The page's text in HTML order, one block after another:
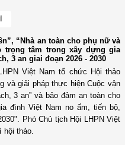
“Nhà an toàn cho phụ nữ và
trọng tâm trong xây dựng gia
3 an giai đoạn 2026 - 2030
Việt Nam tổ chức Hội thảo
và giải pháp thực hiện Cuộc vận
3 an” và bảo đảm an toàn cho
đình Việt Nam no ấm, tiến bộ,
Phó Chủ tịch Hội LHPN Việt
hội thảo.